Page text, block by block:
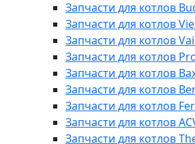
Запчасти для котлов
Запчасти для котлов
Запчасти для котлов
Запчасти для котлов
Запчасти для котлов
Запчасти для котлов
Запчасти для котлов
Запчасти для котлов
Запчасти для котлов